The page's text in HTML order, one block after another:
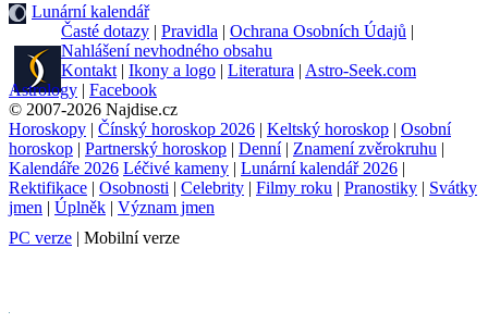
Lunární kalendář
Časté dotazy | Pravidla | Ochrana Osobních Údajů |
Nahlášení nevhodného obsahu
Kontakt | Ikony a logo | Literatura | Astro-Seek.com
Astrology | Facebook
© 2007-2026 Najdise.cz
Horoskopy | Čínský horoskop 2026 | Keltský horoskop | Osobní
horoskop | Partnerský horoskop | Denní| Znamení zvěrokruhu |
Kalendáře 2026 Léčivé kameny | Lunární kalendář 2026 |
Rektifikace | Osobnosti | Celebrity | Filmy roku | Pranostiky | Svátky
jmen | Úplněk | Význam jmen
PC verze | Mobilní verze